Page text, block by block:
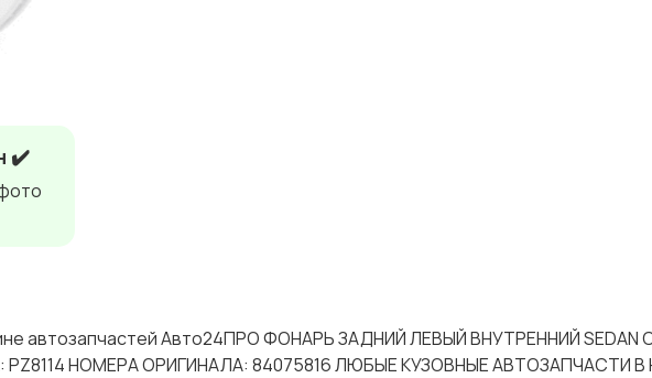
✔️
автозапчастей Авто24ПРО ФОНАРЬ ЗАДНИЙ ЛЕВЫЙ ВНУТРЕННИЙ SEDAN
PZ8114 НОМЕРА ОРИГИНАЛА: 84075816 ЛЮБЫЕ КУЗОВНЫЕ АВТОЗАПЧАСТИ